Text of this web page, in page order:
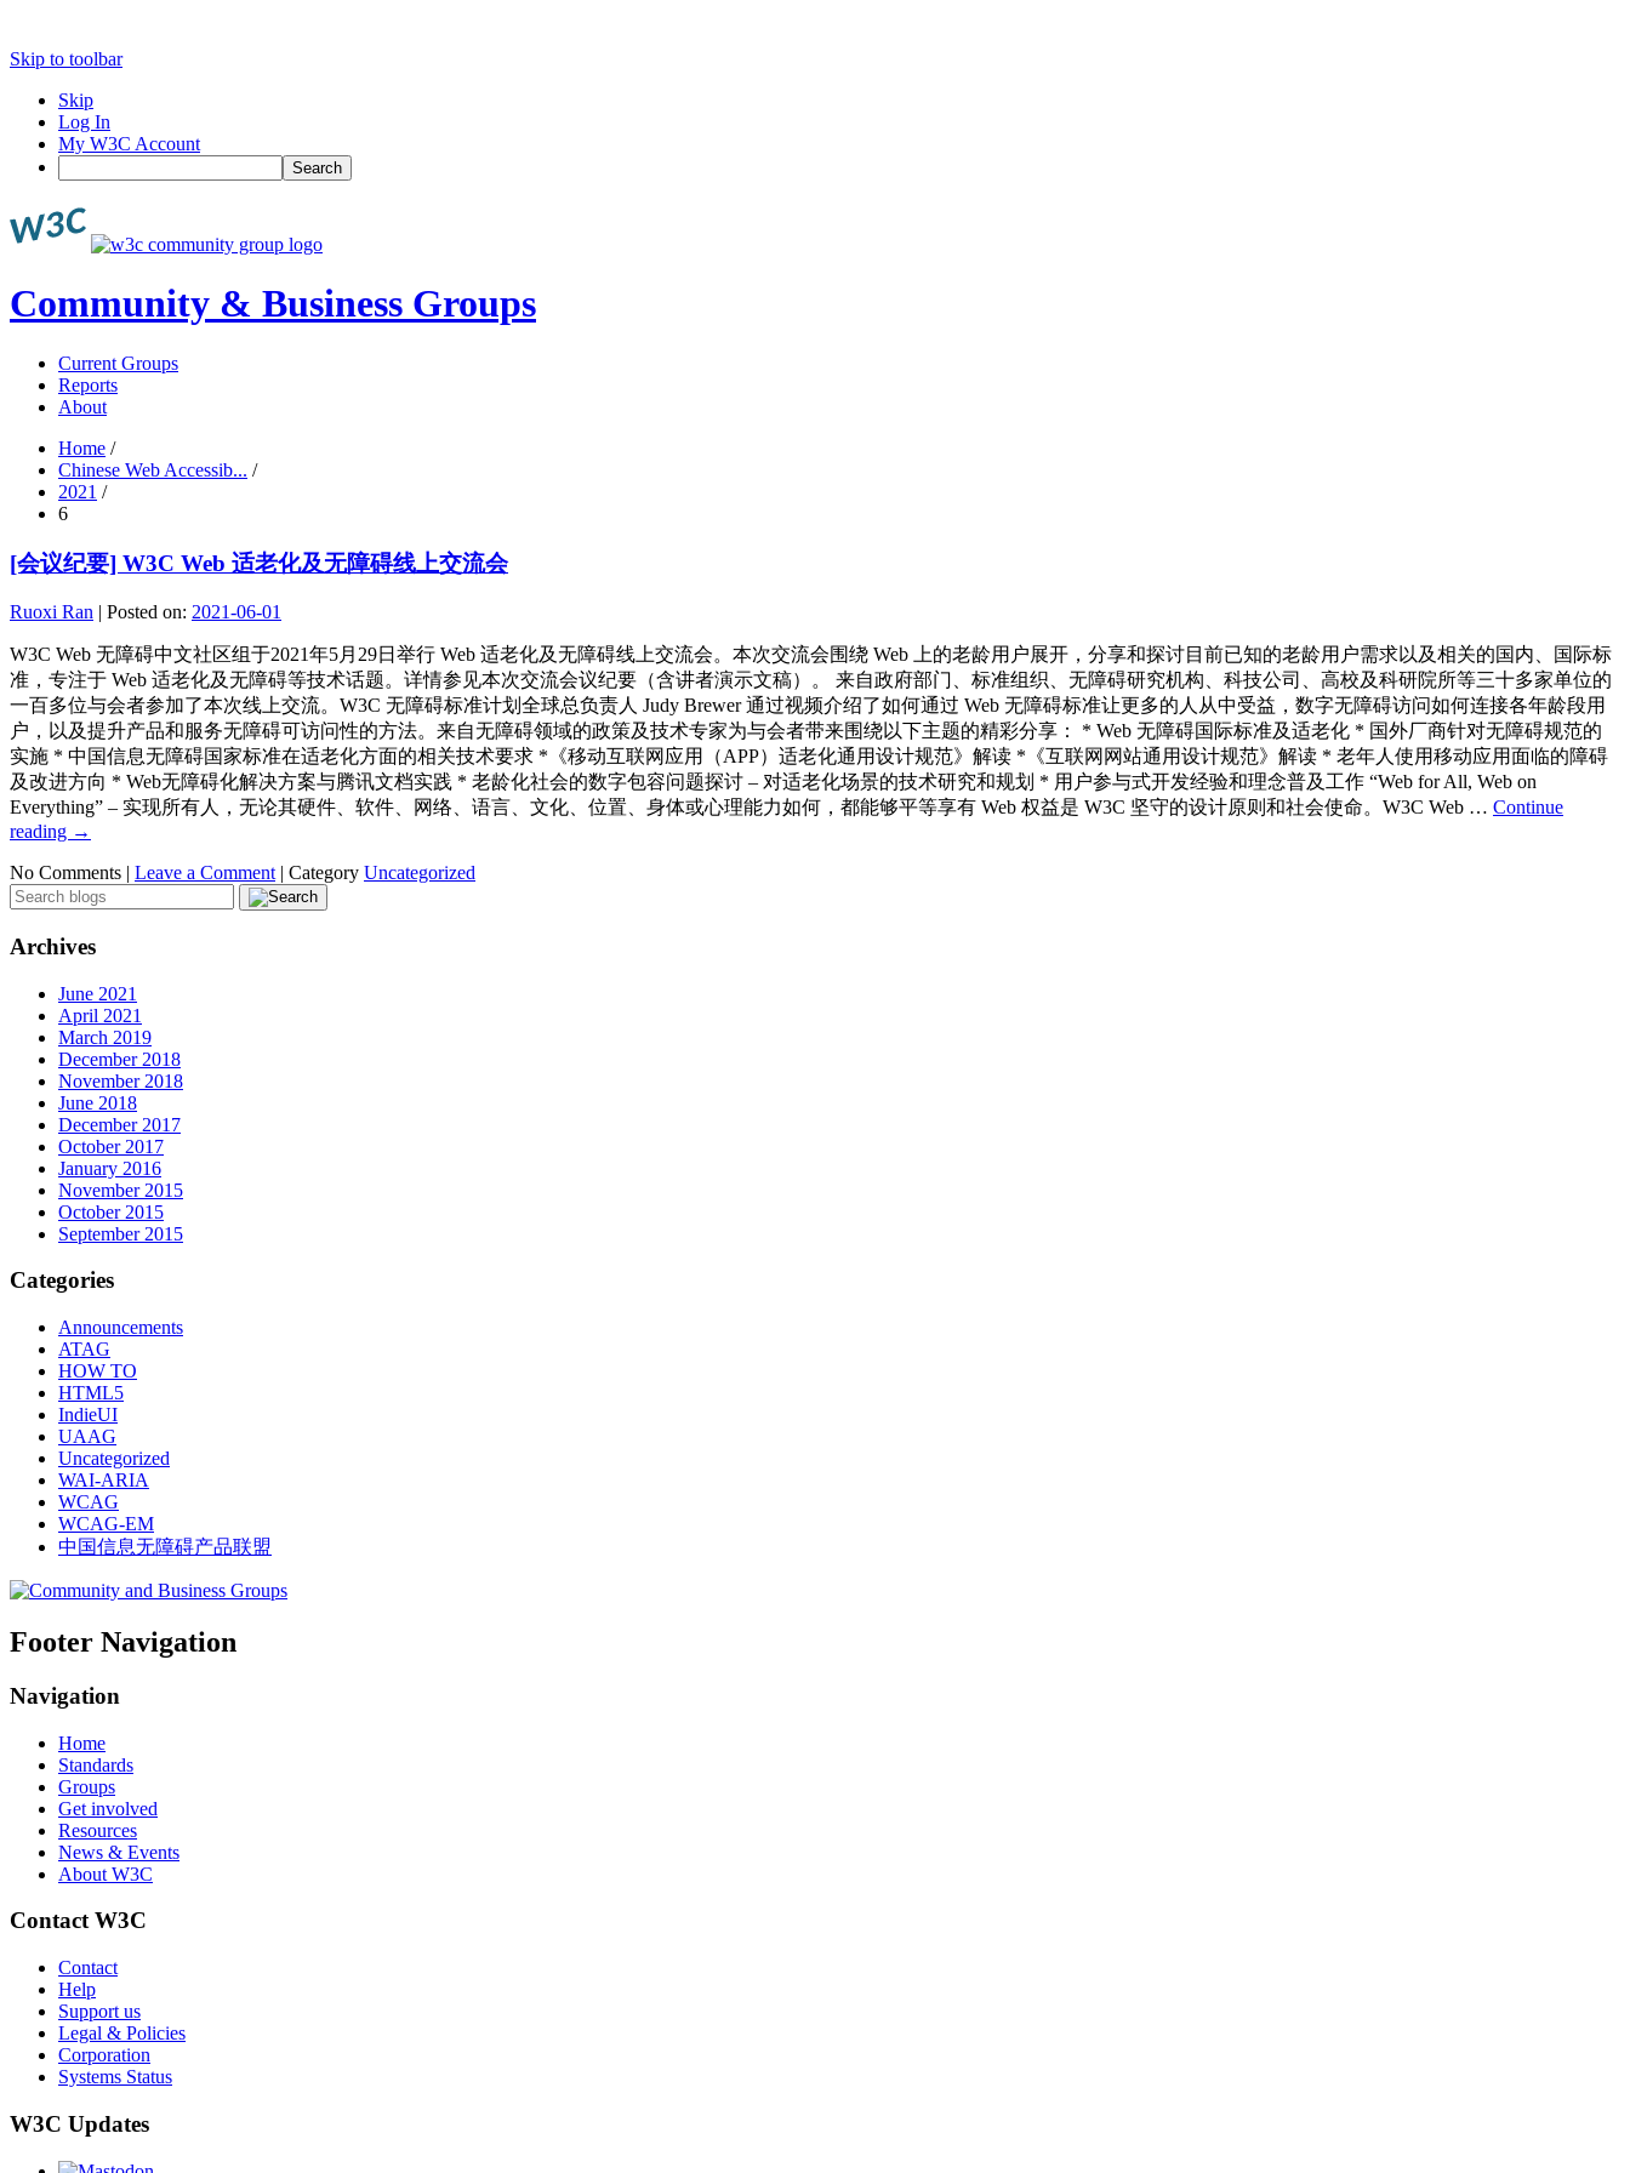
Skip to toolbar
Skip
Log In
My W3C Account
Search
Community & Business Groups
Current Groups
Reports
About
Home /
Chinese Web Accessib... /
2021 /
6
[会议纪要] W3C Web 适老化及无障碍线上交流会
Ruoxi Ran | Posted on: 2021-06-01
W3C Web 无障碍中文社区组于2021年5月29日举行 Web 适老化及无障碍线上交流会。本次交流会围绕 Web 上的老龄用户展开，分享和探讨目前已知的老龄用户需求以及相关的国内、国际标
准，专注于 Web 适老化及无障碍等技术话题。详情参见本次交流会议纪要（含讲者演示文稿）。 来自政府部门、标准组织、无障碍研究机构、科技公司、高校及科研院所等三十多家单位的
一百多位与会者参加了本次线上交流。W3C 无障碍标准计划全球总负责人 Judy Brewer 通过视频介绍了如何通过 Web 无障碍标准让更多的人从中受益，数字无障碍访问如何连接各年龄段用
户，以及提升产品和服务无障碍可访问性的方法。来自无障碍领域的政策及技术专家为与会者带来围绕以下主题的精彩分享： * Web 无障碍国际标准及适老化 * 国外厂商针对无障碍规范的
实施 * 中国信息无障碍国家标准在适老化方面的相关技术要求 *《移动互联网应用（APP）适老化通用设计规范》解读 *《互联网网站通用设计规范》解读 * 老年人使用移动应用面临的障碍
及改进方向 * Web无障碍化解决方案与腾讯文档实践 * 老龄化社会的数字包容问题探讨 – 对适老化场景的技术研究和规划 * 用户参与式开发经验和理念普及工作 “Web for All, Web on
Everything” – 实现所有人，无论其硬件、软件、网络、语言、文化、位置、身体或心理能力如何，都能够平等享有 Web 权益是 W3C 坚守的设计原则和社会使命。W3C Web … Continue
reading →
No Comments | Leave a Comment | Category Uncategorized
Archives
June 2021
April 2021
March 2019
December 2018
November 2018
June 2018
December 2017
October 2017
January 2016
November 2015
October 2015
September 2015
Categories
Announcements
ATAG
HOW TO
HTML5
IndieUI
UAAG
Uncategorized
WAI-ARIA
WCAG
WCAG-EM
中国信息无障碍产品联盟
Footer Navigation
Navigation
Home
Standards
Groups
Get involved
Resources
News & Events
About W3C
Contact W3C
Contact
Help
Support us
Legal & Policies
Corporation
Systems Status
W3C Updates